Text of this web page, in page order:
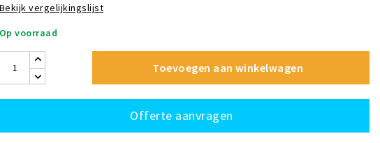
Bekijk vergelijkingslijst
Op voorraad
Toevoegen aan winkelwagen
Offerte aanvragen